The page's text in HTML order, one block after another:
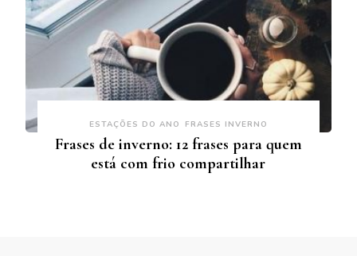
ESTAÇÕES DO ANO FRASES INVERNO
Frases de inverno: 12 frases para quem
está com frio compartilhar